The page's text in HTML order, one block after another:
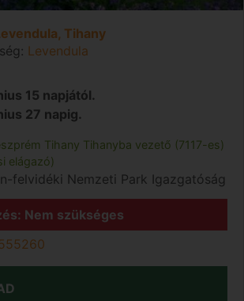
Tihany
Levendula
15 napjától.
27 napig.
Tihany Tihanyba vezető (7117-es)
elágazó)
felvidéki Nemzeti Park Igazgatóság
Nem szükséges